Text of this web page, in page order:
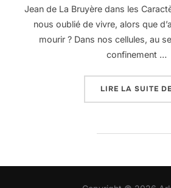
Jean de La Bruyère dans les
nous oublié de vivre, alors que
mourir ? Dans nos cellules, au
confinement …
LIRE LA SUITE DE